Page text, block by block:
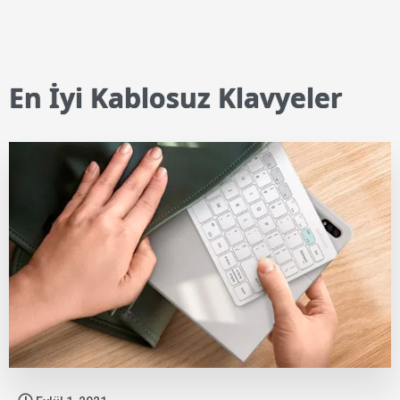
En İyi Kablosuz Klavyeler